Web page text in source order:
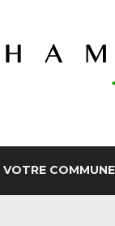
VOTRE COMMUNE